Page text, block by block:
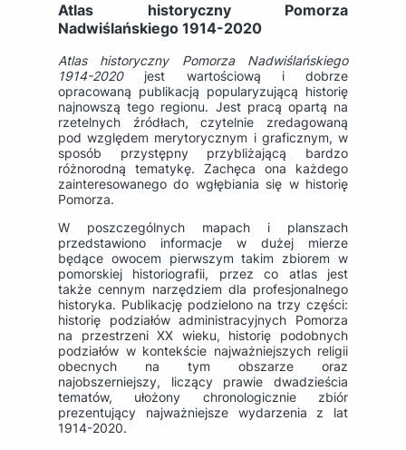
Atlas historyczny Pomorza
Nadwiślańskiego 1914-2020
Atlas historyczny Pomorza Nadwiślańskiego
1914-2020jest wartościową i dobrze
opracowaną publikacją popularyzującą historię
najnowszą tego regionu. Jest pracą opartą na
rzetelnych źródłach, czytelnie zredagowaną
pod względem merytorycznym i graficznym, w
sposób przystępny przybliżającą bardzo
różnorodną tematykę. Zachęca ona każdego
zainteresowanego do wgłębiania się w historię
Pomorza.
W poszczególnych mapach i planszach
przedstawiono informacje w dużej mierze
będące owocem pierwszym takim zbiorem w
pomorskiej historiografii, przez co atlas jest
także cennym narzędziem dla profesjonalnego
historyka. Publikację podzielono na trzy części:
historię podziałów administracyjnych Pomorza
na przestrzeni XX wieku, historię podobnych
podziałów w kontekście najważniejszych religii
obecnych na tym obszarze oraz
najobszerniejszy, liczący prawie dwadzieścia
tematów, ułożony chronologicznie zbiór
prezentujący najważniejsze wydarzenia z lat
1914-2020.